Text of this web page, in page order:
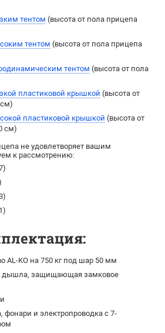
тентом (высота от пола прицепа
тентом (выcота от пола прицепа
тентом (выcота от пола
пластиковой крышкой (высота от
пластиковой крышкой (высота от
см)
не удовлетворяет вашим
к рассмотрению:
AL-KO на 750 кг под шар 50 мм
дышла, защищающая замковое
фонари и электропроводка с 7-